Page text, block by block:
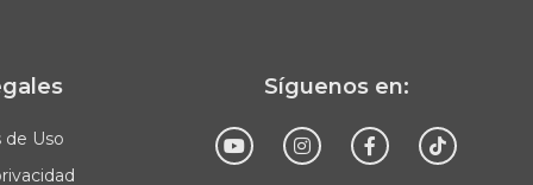
de Uso
Síguenos en: